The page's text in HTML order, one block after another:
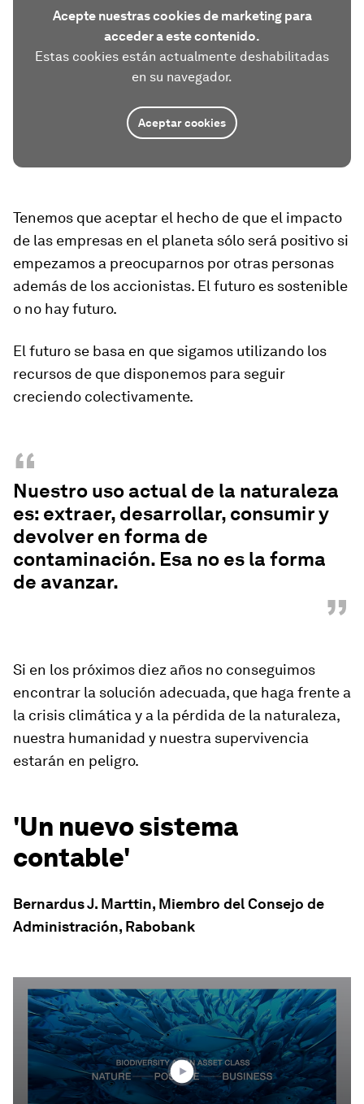
Acepte nuestras cookies de marketing para
acceder a este contenido.
Estas cookies están actualmente deshabilitadas
en su navegador.
Aceptar cookies
Tenemos que aceptar el hecho de que el impacto
de las empresas en el planeta sólo será positivo si
empezamos a preocuparnos por otras personas
además de los accionistas. El futuro es sostenible
o no hay futuro.
El futuro se basa en que sigamos utilizando los
recursos de que disponemos para seguir
creciendo colectivamente.
“
Nuestro uso actual de la naturaleza
es: extraer, desarrollar, consumir y
devolver en forma de
contaminación. Esa no es la forma
de avanzar.
”
Si en los próximos diez años no conseguimos
encontrar la solución adecuada, que haga frente a
la crisis climática y a la pérdida de la naturaleza,
nuestra humanidad y nuestra supervivencia
estarán en peligro.
'Un nuevo sistema
contable'
Bernardus J. Marttin, Miembro del Consejo de
Administración, Rabobank
seconds
minutes,
seconds